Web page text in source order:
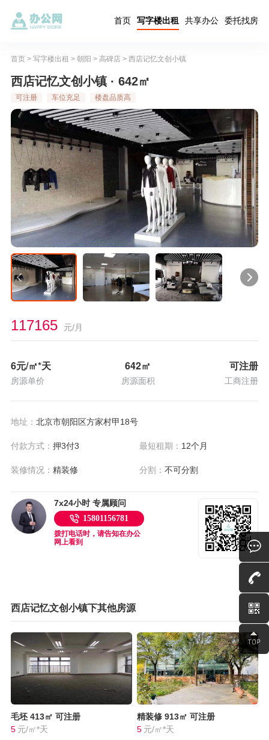
首页 写字楼出租 共享办公 委托找房
首页> 写字楼出租 > 朝阳 > 高碑店> 西店记忆文创小镇
西店记忆文创小镇 · 642㎡
可注册 车位充足 楼盘品质高
117165 元/月
6元/㎡*天
房源单价
642㎡
房源面积
可注册
工商注册
地址： 北京市朝阳区方家村甲18号
付款方式： 押3付3 最短租期： 12个月
装修情况： 精装修 分割：不可分割
7x24小时 专属顾问
15801156781
拨打电话时，请告知在办公
网上看到
西店记忆文创小镇下其他房源
毛坯 413㎡ 可注册
5 元/㎡*天
精装修 913㎡ 可注册
5 元/㎡*天